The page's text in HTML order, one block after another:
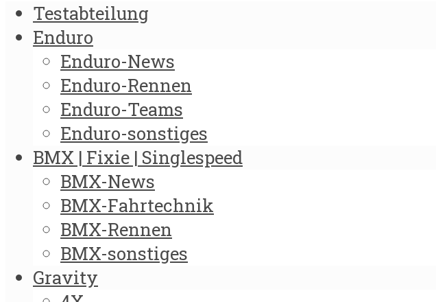
Testabteilung
Enduro
Enduro-News
Enduro-Rennen
Enduro-Teams
Enduro-sonstiges
BMX | Fixie | Singlespeed
BMX-News
BMX-Fahrtechnik
BMX-Rennen
BMX-sonstiges
Gravity